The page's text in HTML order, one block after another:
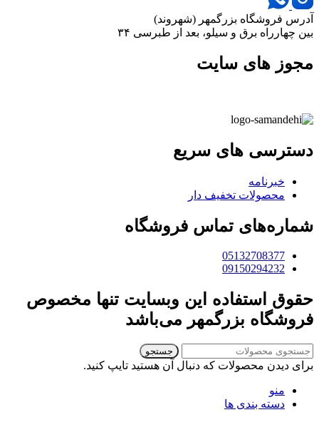
آدرس فروشگاه بزرگمهر (شهروند)
بین چهارراه برق و سیلو، بعد از طبرسی ۳۴
مجوز های سایت
دسترسی های سریع
خبرنامه
محصولات تخفیف دار
شماره‌های تماس فروشگاه
05132708377
09150294232
حقوق استفاده این وبسایت تنها مخصوص
فروشگاه بزرگمهر می‌باشد
جستجو
برای دیدن محصولات که دنبال آن هستید تایپ کنید.
منو
دسته بندی ها